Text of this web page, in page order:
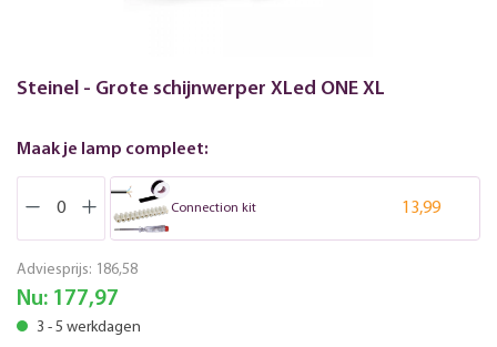
Steinel - Grote schijnwerper XLed ONE XL
Maak je lamp compleet:
Connection kit 13,99
Adviesprijs: 186,58
Nu: 177,97
3 - 5 werkdagen